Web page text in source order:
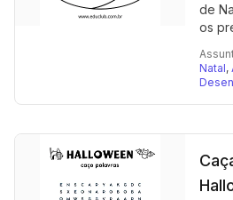
de
os
Natal,